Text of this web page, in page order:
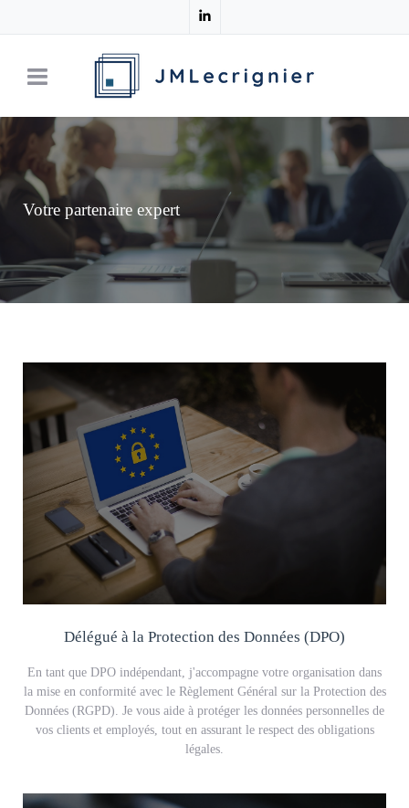
Votre partenaire expert
Délégué à la Protection des Données (DPO)
En tant que DPO indépendant, j'accompagne votre organisation dans
la mise en conformité avec le Règlement Général sur la Protection des
Données (RGPD). Je vous aide à protéger les données personnelles de
vos clients et employés, tout en assurant le respect des obligations
légales.